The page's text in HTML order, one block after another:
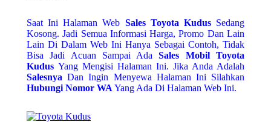
Saat Ini Halaman Web Sales Toyota Kudus Sedang
Kosong. Jadi Semua Informasi Harga, Promo Dan Lain
Lain Di Dalam Web Ini Hanya Sebagai Contoh, Tidak
Bisa Jadi Acuan Sampai AdaSales Mobil Toyota
Kudus Yang Mengisi Halaman Ini. Jika Anda Adalah
Salesnya Dan Ingin Menyewa Halaman Ini Silahkan
Hubungi Nomor WA Yang Ada Di Halaman Web Ini.